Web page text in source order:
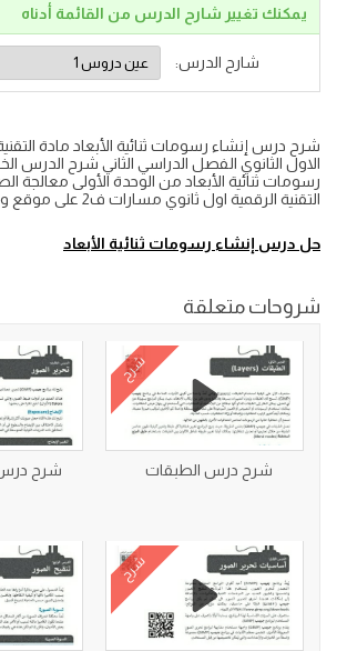
يمكنك تغيير شارح الدرس من القائمة أدناه
شارح الدرس:
شرح درس إنشاء رسومات ثنائية الأبعاد مادة
الاول الثانوي الفصل الدراسي الثاني شرح الدرس
رسومات ثنائية الأبعاد من الوحدة الأولى معالجة
التقنية الرقمية اول ثانوي مسارات ف2 على موقع واجباتي
حل درس إنشاء رسومات ثنائية الأبعاد
شروحات متعلقة
شرح
شرح درس الطبقات شرح درس
شرح